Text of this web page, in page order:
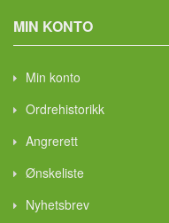
MIN KONTO
Min konto
Ordrehistorikk
Angrerett
Ønskeliste
Nyhetsbrev